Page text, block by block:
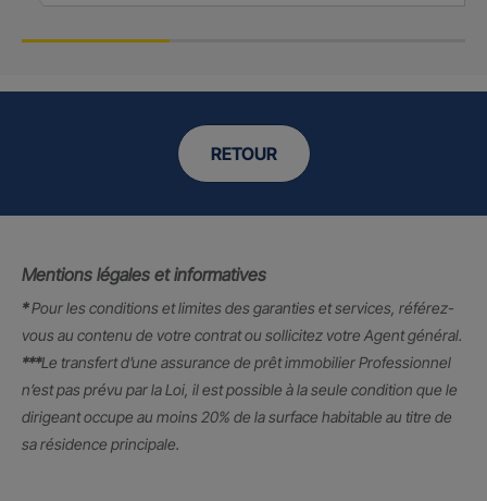
RETOUR
Mentions légales et informatives
*Pour les conditions et limites des garanties et services, référez-
vous au contenu de votre contrat ou sollicitez votre Agent général.
***Le transfert d’une assurance de prêt immobilier Professionnel
n’est pas prévu par la Loi, il est possible à la seule condition que le
dirigeant occupe au moins 20% de la surface habitable au titre de
sa résidence principale.